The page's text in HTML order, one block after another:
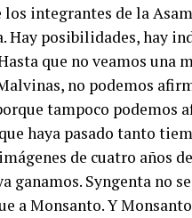
los integrantes de la
Hay posibilidades, hay
que no veamos una
no podemos
tampoco podemos
que haya pasado tanto
de cuatro años
ganamos. Syngenta no
a Monsanto. Y